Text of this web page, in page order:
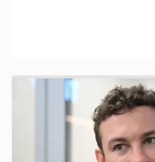
Никита Кологривый